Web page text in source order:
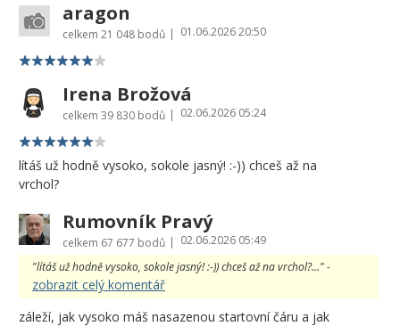
aragon
celkem 21 048 bodů | 01.06.2026 20:50
Irena Brožová
celkem 39 830 bodů | 02.06.2026 05:24
lítáš už hodně vysoko, sokole jasný! :-)) chceš až na
vrchol?
Rumovník Pravý
celkem 67 677 bodů | 02.06.2026 05:49
"lítáš už hodně vysoko, sokole jasný! :-)) chceš až na vrchol?..." -
zobrazit celý komentář
záleží, jak vysoko máš nasazenou startovní čáru a jak